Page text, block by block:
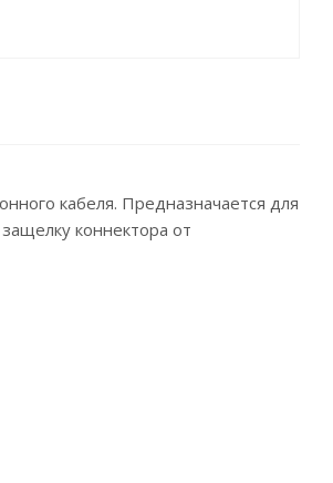
кабеля. Предназначается для
коннектора от